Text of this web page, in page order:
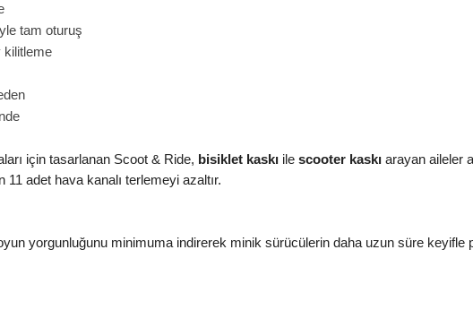
tam oturuş
kilitleme
için tasarlanan Scoot & Ride, bisiklet kaskıile scooter kaskıarayan aileler
11 adet hava kanalı terlemeyi azaltır.
yorgunluğunu minimuma indirerek minik sürücülerin daha uzun süre keyifle